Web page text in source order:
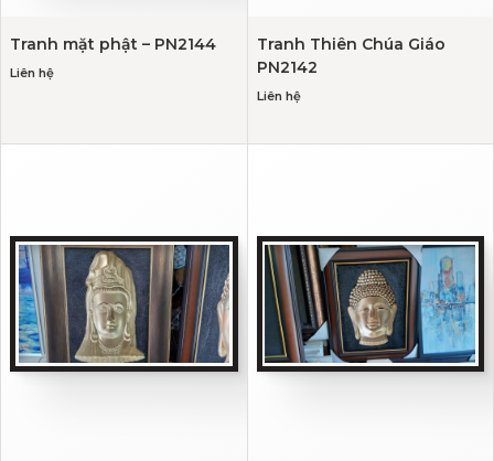
Tranh mặt phật – PN2144
Liên hệ
Tranh Thiên Chúa Giáo
PN2142
Liên hệ